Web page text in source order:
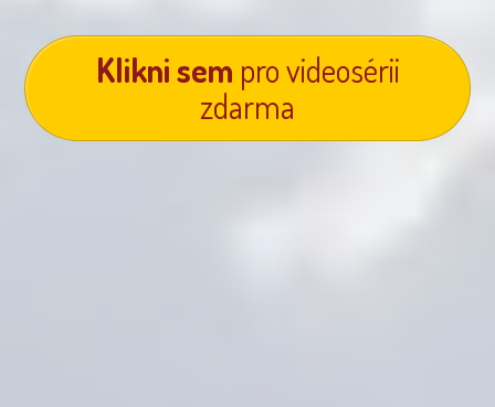
Klikni sem pro videosérii
zdarma